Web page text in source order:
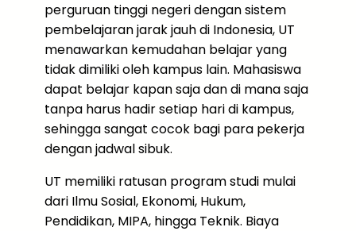
perguruan tinggi negeri dengan sistem
pembelajaran jarak jauh di Indonesia, UT
menawarkan kemudahan belajar yang
tidak dimiliki oleh kampus lain. Mahasiswa
dapat belajar kapan saja dan di mana saja
tanpa harus hadir setiap hari di kampus,
sehingga sangat cocok bagi para pekerja
dengan jadwal sibuk.
UT memiliki ratusan program studi mulai
dari Ilmu Sosial, Ekonomi, Hukum,
Pendidikan, MIPA, hingga Teknik. Biaya